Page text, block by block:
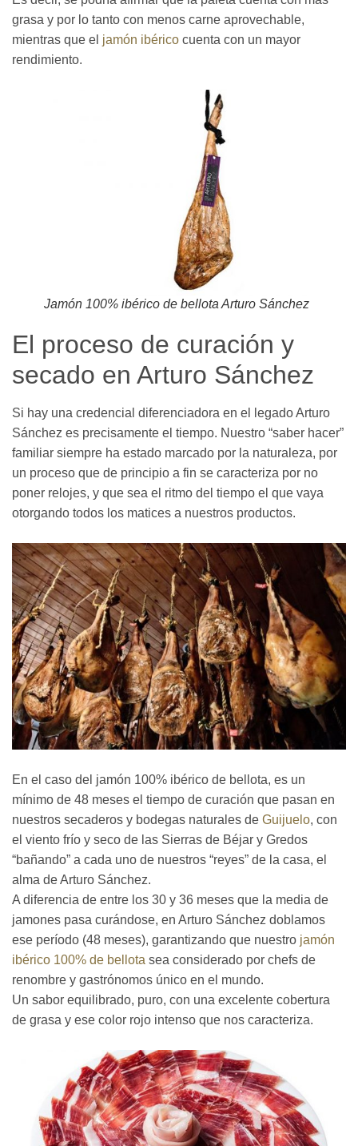
grasa y por lo tanto con menos carne aprovechable,
mientras que el jamón ibérico cuenta con un mayor
rendimiento.
Jamón 100% ibérico de bellota Arturo Sánchez
El proceso de curación y
secado en Arturo Sánchez
Si hay una credencial diferenciadora en el legado Arturo
Sánchez es precisamente el tiempo. Nuestro “saber hacer”
familiar siempre ha estado marcado por la naturaleza, por
un proceso que de principio a fin se caracteriza por no
poner relojes, y que sea el ritmo del tiempo el que vaya
otorgando todos los matices a nuestros productos.
En el caso del jamón 100% ibérico de bellota, es un
mínimo de 48 meses el tiempo de curación que pasan en
nuestros secaderos y bodegas naturales de Guijuelo, con
el viento frío y seco de las Sierras de Béjar y Gredos
“bañando” a cada uno de nuestros “reyes” de la casa, el
alma de Arturo Sánchez.
A diferencia de entre los 30 y 36 meses que la media de
jamones pasa curándose, en Arturo Sánchez doblamos
ese período (48 meses), garantizando que nuestro jamón
ibérico 100% de bellota sea considerado por chefs de
renombre y gastrónomos único en el mundo.
Un sabor equilibrado, puro, con una excelente cobertura
de grasa y ese color rojo intenso que nos caracteriza.